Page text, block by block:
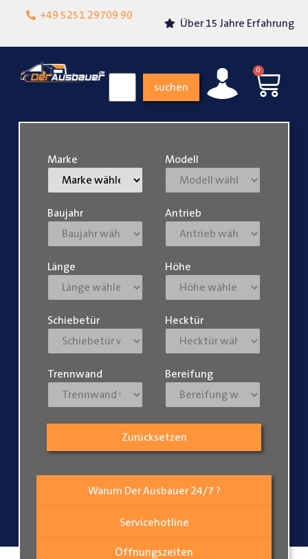
+49 5251 29709 90
Lokalgeschäft in
Über 15 Jahre Erfahrung
suchen
0
Warum Der Ausbauer 24/7 ?
Servicehotline
Öffnungszeiten
Marke Modell
Baujahr Antrieb
Länge Höhe
Schiebetür Hecktür
Trennwand Bereifung
Zurücksetzen